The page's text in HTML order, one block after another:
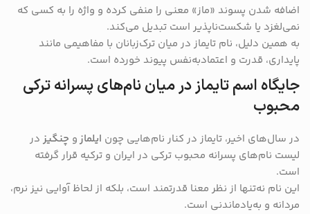
اضافه شدن پسوند «ماز» معنی را منفی کرده و واژه را به کسی که
نمی‌لغزد یا شکست‌ناپذیر است تبدیل می‌کند.
به همین دلیل، نام تایماز در میان ترک‌زبانان با مفاهیمی مانند
پایداری، قدرت و اعتمادبه‌نفس پیوند خورده است.
جایگاه اسم تایماز در میان نام‌های پسرانه ترکی
محبوب
در سال‌های اخیر، تایماز در کنار نام‌هایی چون ایلمازو چنگیز در
لیست نام‌های پسرانه محبوب ترکی در ایران و ترکیه قرار گرفته
است.
این نام نه‌تنها از نظر معنا قدرتمند است، بلکه از لحاظ آوایی نیز نرم،
مردانه و به‌یادماندنی است.